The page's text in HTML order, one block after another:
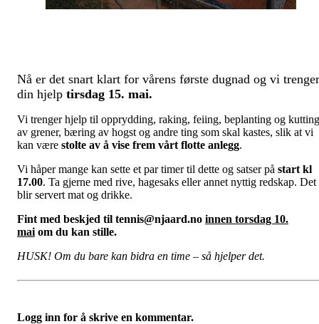
Nå er det snart klart for vårens første dugnad og vi trenger
din hjelp tirsdag 15. mai.
Vi trenger hjelp til opprydding, raking, feiing, beplanting og kutting
av grener, bæring av hogst og andre ting som skal kastes, slik at vi
kan være stolte av å vise frem vårt flotte anlegg.
Vi håper mange kan sette et par timer til dette og satser på start kl
17.00. Ta gjerne med rive, hagesaks eller annet nyttig redskap. Det
blir servert mat og drikke.
Fint med beskjed til tennis@njaard.no innen torsdag 10.
mai om du kan stille.
HUSK! Om du bare kan bidra en time – så hjelper det.
Logg inn for å skrive en kommentar.